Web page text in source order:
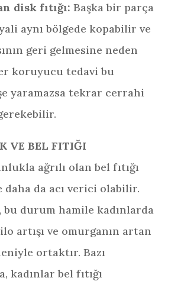
disk fıtığı: Başka bir parça
aynı bölgede kopabilir ve
geri gelmesine neden
koruyucu tedavi bu
yaramazsa tekrar cerrahi
VE BEL FITIĞI
ağrılı olan bel fıtığı
da acı verici olabilir.
durum hamile kadınlarda
artışı ve omurganın artan
ortaktır. Bazı
kadınlar bel fıtığı